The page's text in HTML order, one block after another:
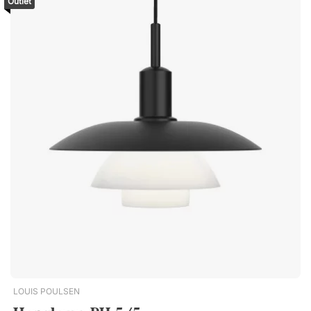
en plaatsing – perfect voor zowel kleine kantoren als grotere
vergaderruimtes. Pas de uitstraling aan met een afneembare
veranderen afhankelijk van de omgeving en de behoeften. Wil
perfecte keuze zijn. Wil je in plaats daarvan een strakkere en
meer technische look in een modern kantoor? Dan kun je de
lamp daarop aanpassen.Met de hangende designlamp IZL
met afneembare kap maakt het eenvoudig om de lamp qua
stijl aan te passen. Koudere kleurtemperatuur (3000K) zorgt
voor focus. Optie met afneembare kap. Geïntegreerde LED-
LOUIS POULSEN